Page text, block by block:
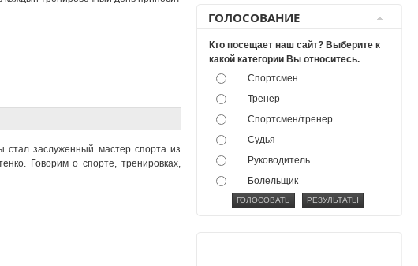
стал заслуженный мастер спорта из
Говорим о спорте, тренировках,
ГОЛОСОВАНИЕ
Кто посещает наш сайт? Выберите к
какой категории Вы относитесь.
Спортсмен
Тренер
Спортсмен/тренер
Судья
Руководитель
Болельщик